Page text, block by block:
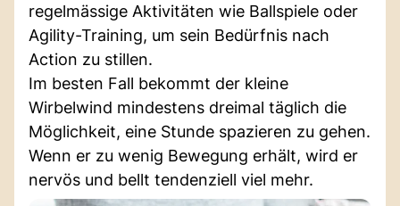
regelmässige Aktivitäten wie Ballspiele oder
Agility-Training, um sein Bedürfnis nach
Action zu stillen.
Im besten Fall bekommt der kleine
Wirbelwind mindestens dreimal täglich die
Möglichkeit, eine Stunde spazieren zu gehen.
Wenn er zu wenig Bewegung erhält, wird er
nervös und bellt tendenziell viel mehr.